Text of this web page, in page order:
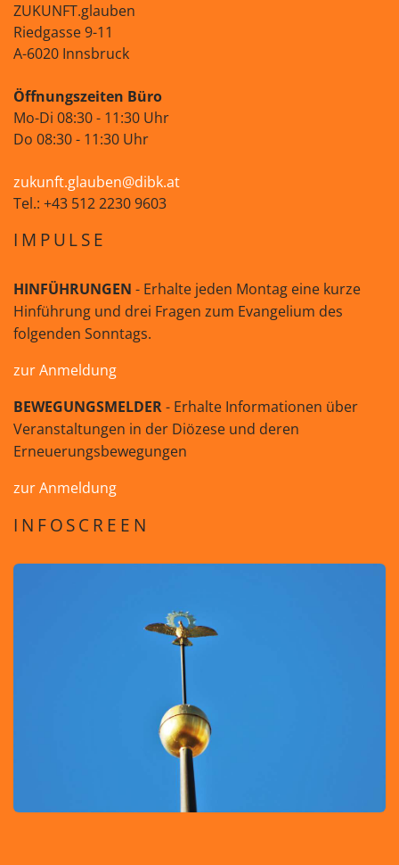
ZUKUNFT.glauben
Riedgasse 9-11
A-6020 Innsbruck
Öffnungszeiten Büro
Mo-Di 08:30 - 11:30 Uhr
Do 08:30 - 11:30 Uhr
zukunft.glauben@dibk.at
Tel.: +43 512 2230 9603
IMPULSE
HINFÜHRUNGEN - Erhalte jeden Montag eine kurze
Hinführung und drei Fragen zum Evangelium des
folgenden Sonntags.
zur Anmeldung
BEWEGUNGSMELDER- Erhalte Informationen über
Veranstaltungen in der Diözese und deren
Erneuerungsbewegungen
zur Anmeldung
INFOSCREEN